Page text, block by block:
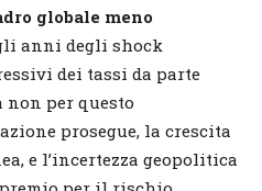
globale meno
anni degli shock
dei tassi da parte
non per questo
prosegue, la crescita
e l’incertezza geopolitica